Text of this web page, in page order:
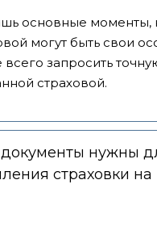
основные моменты,
могут быть свои
запросить
страховой.
нужны
страховки на